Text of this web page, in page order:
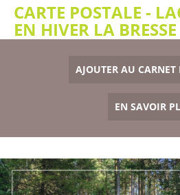
CARTE POSTALE -
EN HIVER LA BRESSE
AJOUTER AU CARNET
EN SAVOIR